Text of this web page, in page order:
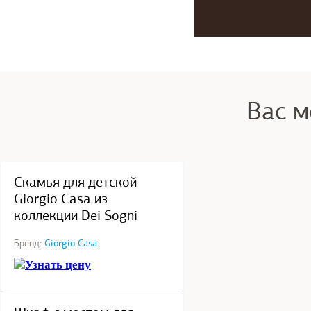
Вас
Скамья для детской
Giorgio Casa из
коллекции Dei Sogni
Бренд: Giorgio Casa
Узнать цену